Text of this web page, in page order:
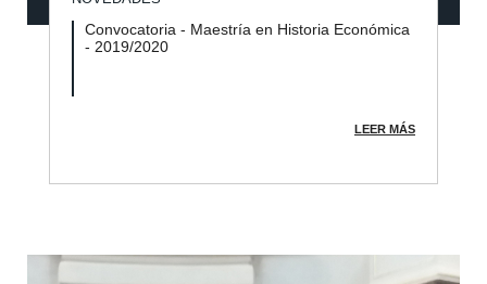
Convocatoria - Maestría en Historia Económica
- 2019/2020
LEER MÁS